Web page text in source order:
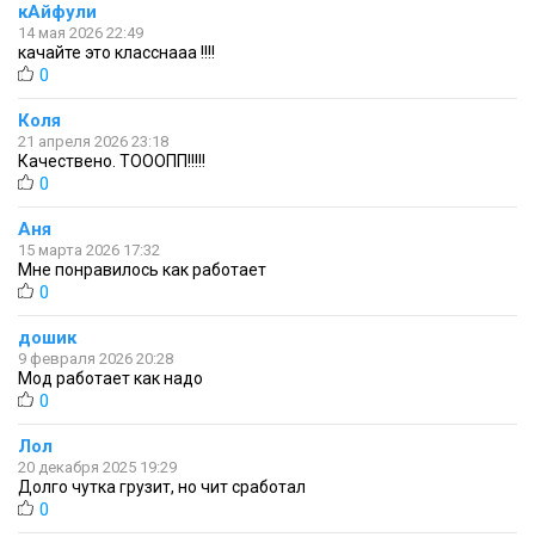
кАйфули
14 мая 2026 22:49
качайте это класснааа !!!!
0
Коля
21 апреля 2026 23:18
Качествено. ТОООПП!!!!!
0
Аня
15 марта 2026 17:32
Мне понравилось как работает
0
дошик
9 февраля 2026 20:28
Мод работает как надо
0
Лол
20 декабря 2025 19:29
Долго чутка грузит, но чит сработал
0